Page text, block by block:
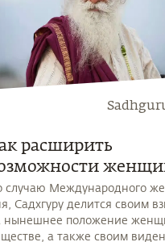
молчания» на
расширить
случаю Международного
Садхгуру делится своим
нынешнее положение
а также своим